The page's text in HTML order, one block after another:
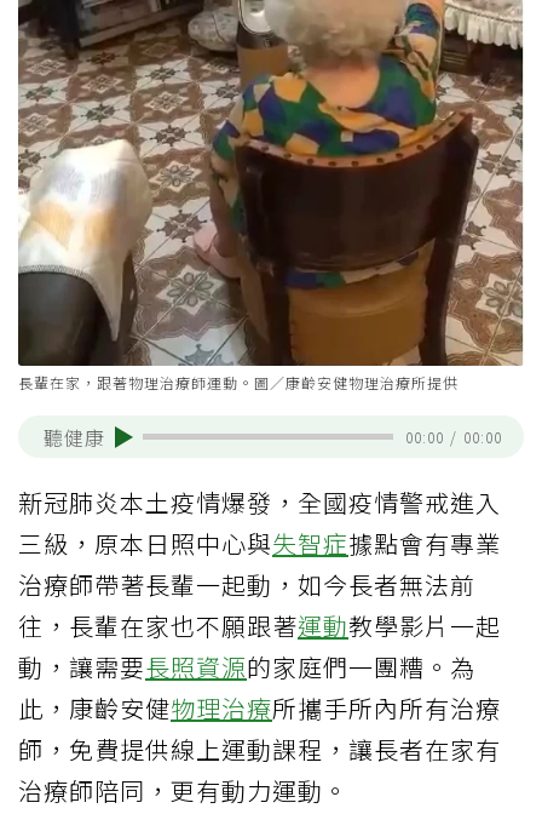
長輩在家，跟著物理治療師運動。圖／康齡安健物理治療所提供
聽健康 00:00 / 00:00
新冠肺炎本土疫情爆發，全國疫情警戒進入
三級，原本日照中心與失智症據點會有專業
治療師帶著長輩一起動，如今長者無法前
往，長輩在家也不願跟著運動教學影片一起
動，讓需要長照資源的家庭們一團糟。為
此，康齡安健物理治療所攜手所內所有治療
師，免費提供線上運動課程，讓長者在家有
治療師陪同，更有動力運動。